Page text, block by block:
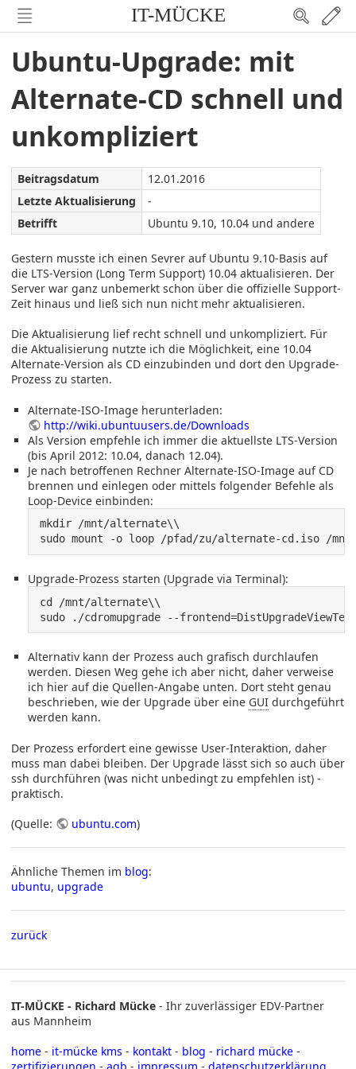
IT-MÜCKE
Ubuntu-Upgrade: mit
Alternate-CD schnell und
unkompliziert
Beitragsdatum
12.01.2016
Letzte Aktualisierung
-
Betrifft
Ubuntu 9.10, 10.04 und andere
Gestern musste ich einen Sevrer auf Ubuntu 9.10-Basis auf
die LTS-Version (Long Term Support) 10.04 aktualisieren. Der
Server war ganz unbemerkt schon über die offizielle Support-
Zeit hinaus und ließ sich nun nicht mehr aktualisieren.
Die Aktualisierung lief recht schnell und unkompliziert. Für
die Aktualisierung nutzte ich die Möglichkeit, eine 10.04
Alternate-Version als CD einzubinden und dort den Upgrade-
Prozess zu starten.
Alternate-ISO-Image herunterladen:
http://wiki.ubuntuusers.de/Downloads
Als Version empfehle ich immer die aktuellste LTS-Version
(bis April 2012: 10.04, danach 12.04).
Je nach betroffenen Rechner Alternate-ISO-Image auf CD
brennen und einlegen oder mittels folgender Befehle als
Loop-Device einbinden:
mkdir /mnt/alternate\\
sudo mount -o loop /pfad/zu/alternate-cd.iso /
Upgrade-Prozess starten (Upgrade via Terminal):
cd /mnt/alternate\\
sudo ./cdromupgrade --
Alternativ kann der Prozess auch grafisch durchlaufen
werden. Diesen Weg gehe ich aber nicht, daher verweise
ich hier auf die Quellen-Angabe unten. Dort steht genau
beschrieben, wie der Upgrade über eine GUI durchgeführt
werden kann.
Der Prozess erfordert eine gewisse User-Interaktion, daher
muss man dabei bleiben. Der Upgrade lässt sich so auch über
ssh durchführen (was nicht unbedingt zu empfehlen ist) -
praktisch.
(Quelle: ubuntu.com)
Ähnliche Themen im blog:
ubuntu, upgrade
zurück
IT-MÜCKE - Richard Mücke - Ihr zuverlässiger EDV-Partner
aus Mannheim
home - it-mücke kms - kontakt - blog - richard mücke -